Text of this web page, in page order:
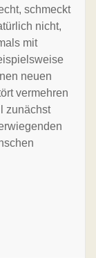
schmeckt
nicht,
mit
neuen
vermehren
zunächst